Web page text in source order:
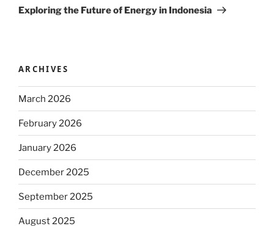
Post
Exploring the Future of Energy in Indonesia
ARCHIVES
March 2026
February 2026
January 2026
December 2025
September 2025
August 2025